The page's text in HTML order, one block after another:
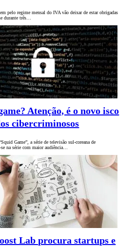
pelo regime mensal do IVA vão deixar de estar obrigadas
durante três…
Atenção, é o novo isco
cibercriminosos
Game”, a série de televisão sul-coreana de
na série com maior audiência…
Lab procura startups e